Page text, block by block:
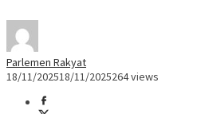
Parlemen Rakyat
18/11/202518/11/2025264 views